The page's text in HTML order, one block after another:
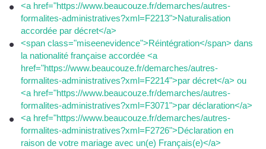
<a href="https://www.beaucouze.fr/demarches/autres-
formalites-administratives?xml=F2213">Naturalisation
accordée par décret</a>
<span class="miseenevidence">Réintégration</span> dans
la nationalité française accordée <a
href="https://www.beaucouze.fr/demarches/autres-
formalites-administratives?xml=F2214">par décret</a> ou
<a href="https://www.beaucouze.fr/demarches/autres-
formalites-administratives?xml=F3071">par déclaration</a>
<a href="https://www.beaucouze.fr/demarches/autres-
formalites-administratives?xml=F2726">Déclaration en
raison de votre mariage avec un(e) Français(e)</a>